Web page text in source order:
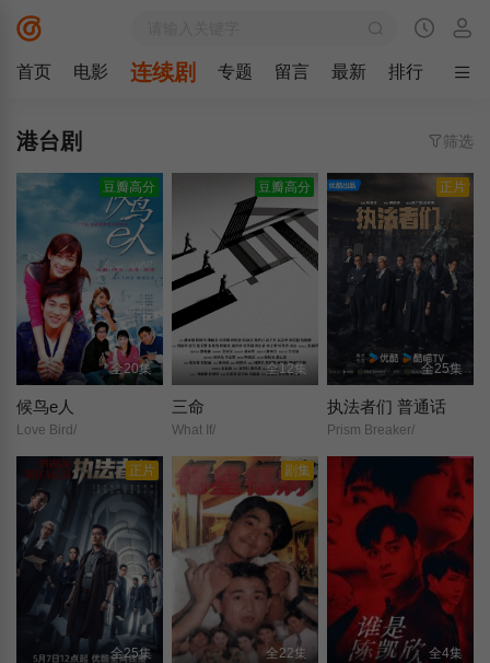
首页 电影 连续剧 专题 留言 最新 排行
港台剧 筛选
豆瓣高分
全20集
候鸟e人
Love Bird/
豆瓣高分
全12集
三命
What If/
正片
全25集
执法者们 普通话
Prism Breaker/
正片
全25集
剧集
全22集 全4集